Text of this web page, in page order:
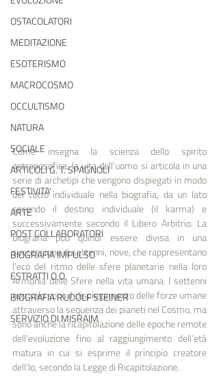
OSTACOLATORI
MEDITAZIONE
ESOTERISMO
MACROCOSMO
OCCULTISMO
NATURA
SOCIALE
ARTICOLI G. T. SPAGNOLI
FESTIVITA'
ARTE
POST COLLABORATORI
BIOGRAFIA IMPULSO
ESTRATTI O.O.
BIOGRAFIA RUDOLF STEINER
SERVIZIO DI MISRAIM
Come insegna la scienza dello spirito
antroposofica, la vita dell’uomo si articola in una
serie di archetipi che vengono dispiegati in modo
del tutto individuale nella biografia, da un lato
secondo il destino individuale (il karma) e
successivamente secondo il Libero Arbitrio. La
biografia può quindi essere divisa in una
successione di settenni, nove, che rappresentano
l’eco del ritmo delle sfere planetarie nella loro
Armonia delle Sfere nella vita umana. I settenni
non solo sono il dispiegamento delle forze umane
attraverso la sequenza dei pianeti nel Cosmo, ma
sono anche la ricapitolazione delle epoche remote
dell’evoluzione fino al raggiungimento dell’età
matura in cui si esprime il principio creatore
dell’Io, secondo la Legge di Ricapitolazione.